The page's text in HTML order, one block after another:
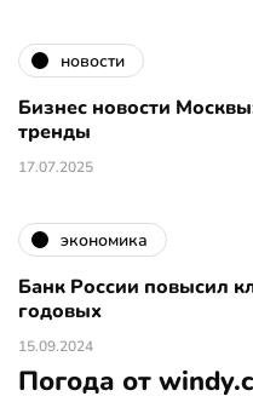
новости
Бизнес новости
тренды
17.07.2025
экономика
Банк России повысил
годовых
15.09.2024
Погода от